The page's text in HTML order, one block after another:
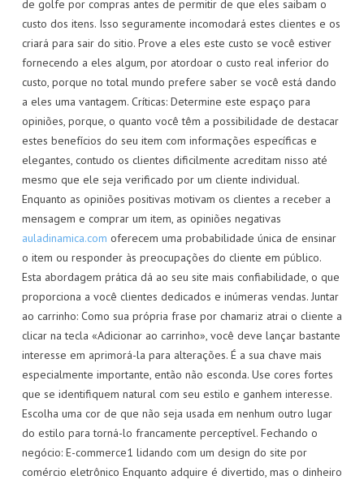
de golfe por compras antes de permitir de que eles saibam o
custo dos itens. Isso seguramente incomodará estes clientes e os
criará para sair do sitio. Prove a eles este custo se você estiver
fornecendo a eles algum, por atordoar o custo real inferior do
custo, porque no total mundo prefere saber se você está dando
a eles uma vantagem. Críticas: Determine este espaço para
opiniões, porque, o quanto você têm a possibilidade de destacar
estes benefícios do seu item com informações específicas e
elegantes, contudo os clientes dificilmente acreditam nisso até
mesmo que ele seja verificado por um cliente individual.
Enquanto as opiniões positivas motivam os clientes a receber a
mensagem e comprar um item, as opiniões negativas
auladinamica.com oferecem uma probabilidade única de ensinar
o item ou responder às preocupações do cliente em público.
Esta abordagem prática dá ao seu site mais confiabilidade, o que
proporciona a você clientes dedicados e inúmeras vendas. Juntar
ao carrinho: Como sua própria frase por chamariz atrai o cliente a
clicar na tecla «Adicionar ao carrinho», você deve lançar bastante
interesse em aprimorá-la para alterações. É a sua chave mais
especialmente importante, então não esconda. Use cores fortes
que se identifiquem natural com seu estilo e ganhem interesse.
Escolha uma cor de que não seja usada em nenhum outro lugar
do estilo para torná-lo francamente perceptível. Fechando o
negócio: E-commerce1 lidando com um design do site por
comércio eletrônico Enquanto adquire é divertido, mas o dinheiro